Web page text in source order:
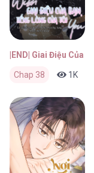
0 2 tháng trước
|END| Giai Điệu Của
Chap 38 1K